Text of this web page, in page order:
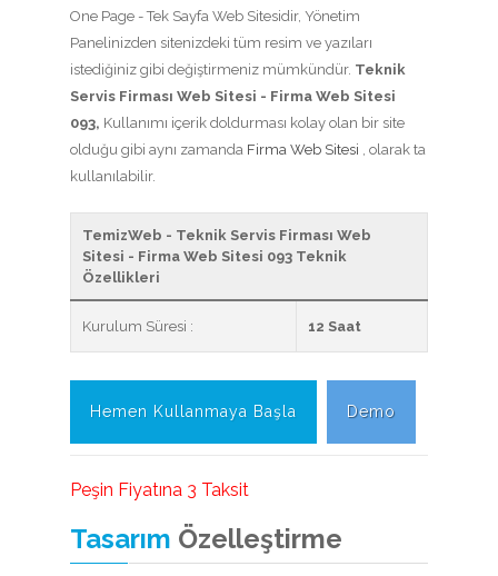
One Page - Tek Sayfa Web Sitesidir, Yönetim
Panelinizden sitenizdeki tüm resim ve yazıları
istediğiniz gibi değiştirmeniz mümkündür. Teknik
Servis Firması Web Sitesi - Firma Web Sitesi
093, Kullanımı içerik doldurması kolay olan bir site
olduğu gibi aynı zamanda Firma Web Sitesi , olarak ta
kullanılabilir.
TemizWeb - Teknik Servis Firması Web
Sitesi - Firma Web Sitesi 093 Teknik
Özellikleri
Kurulum Süresi : 12 Saat
Hemen Kullanmaya Başla Demo
Peşin Fiyatına 3 Taksit
Tasarım Özelleştirme